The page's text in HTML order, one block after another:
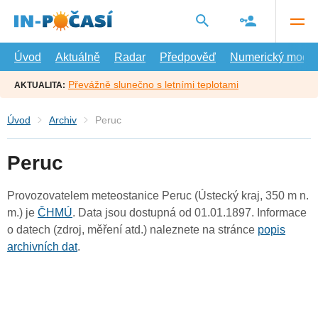
hlavní
Úvod
Aktuálně Radar Předpověď Numerický model
AKTUALITA: Převážně slunečno s letními teplotami
Úvod Archiv Peruc
Peruc
Provozovatelem meteostanice Peruc (Ústecký kraj, 350 m n.
m.) je ČHMÚ. Data jsou dostupná od 01.01.1897. Informace
o datech (zdroj, měření atd.) naleznete na stránce popis
archivních dat.